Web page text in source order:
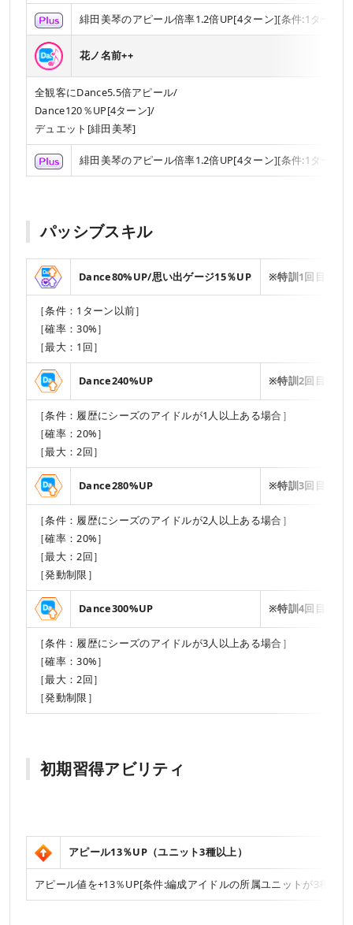
緋田美琴のアピール倍率1.2倍UP[4ターン][条件:1ターン
花ノ名前++
全観客にDance5.5倍アピール/
Dance120％UP[4ターン]/
デュエット[緋田美琴]
緋田美琴のアピール倍率1.2倍UP[4ターン][条件:1ターン
パッシブスキル
Dance80%UP/思い出ゲージ15％UP ※特訓1回目で解
［条件：1ターン以前］
［確率：30%］
［最大：1回］
Dance240%UP ※特訓2回目で解
［条件：履歴にシーズのアイドルが1人以上ある場合］
［確率：20%］
［最大：2回］
Dance280%UP ※特訓3回目で解
［条件：履歴にシーズのアイドルが2人以上ある場合］
［確率：20%］
［最大：2回］
［発動制限］
Dance300%UP ※特訓4回目で解
［条件：履歴にシーズのアイドルが3人以上ある場合］
［確率：30%］
［最大：2回］
［発動制限］
初期習得アビリティ
アピール13％UP（ユニット3種以上）
アピール値を+13％UP[条件:編成アイドルの所属ユニットが3種類